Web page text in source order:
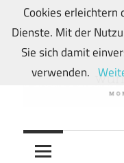
Zum
Inhalt
springen
Wunschkindern
und
Cookies
Dienste. Mit der
Sie sich damit
verwenden.